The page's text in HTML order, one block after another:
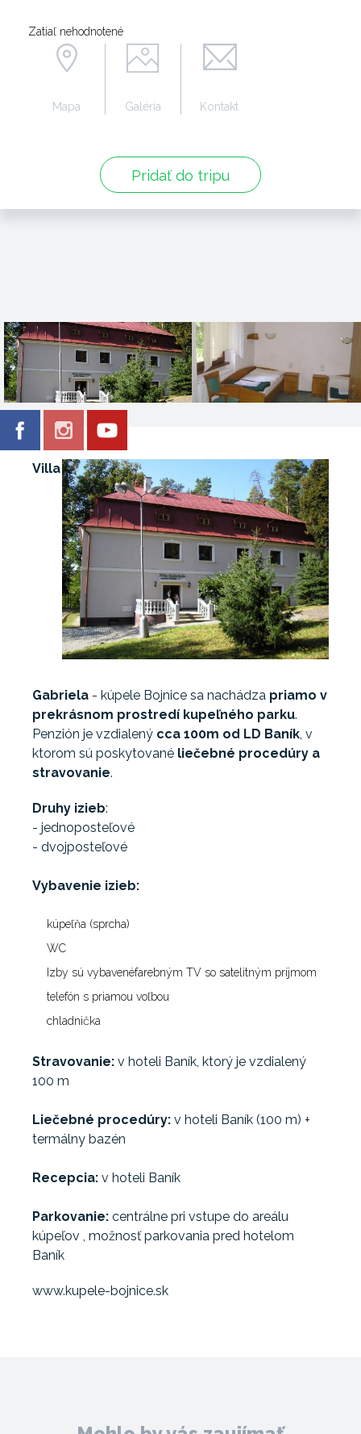
Zatiaľ nehodnotené
Pridať do tripu
Mapa Galéria Kontakt
Villa
Gabriela - kúpele Bojnice sa nachádza priamo v
prekrásnom prostredí kupeľného parku.
Penzión je vzdialený cca 100m od LD Baník, v
ktorom sú poskytované liečebné procedúry a
stravovanie.
Druhy izieb:
- jednoposteľové
- dvojposteľové
Vybavenie izieb:
kúpeľňa (sprcha)
WC
Izby sú vybavenéfarebným TV so satelitným príjmom
telefón s priamou voľbou
chladnička
Stravovanie: v hoteli Baník, ktorý je vzdialený
100 m
Liečebné procedúry: v hoteli Baník (100 m) +
termálny bazén
Recepcia: v hoteli Baník
Parkovanie: centrálne pri vstupe do areálu
kúpeľov , možnosť parkovania pred hotelom
Baník
www.kupele-bojnice.sk